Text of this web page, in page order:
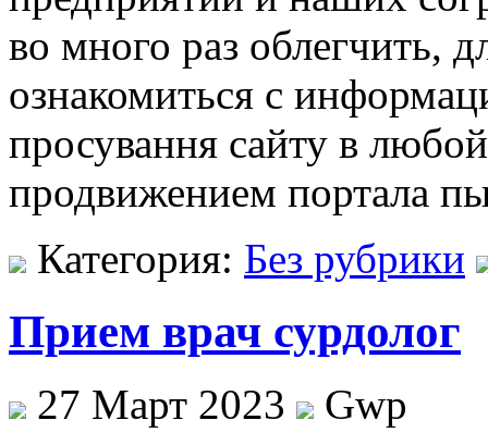
во много раз облегчить,
ознакомиться с
просування сайту в
продвижением портала
Категория: Без рубрики
Прием врач сурдолог
27 Март 2023
Gwp